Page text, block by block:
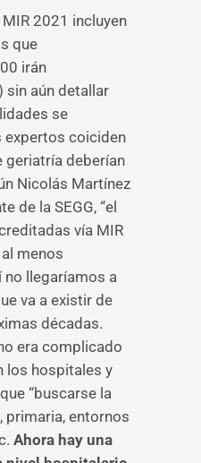
2021 incluyen
que
irán
sin aún detallar
se
expertos coiciden
geriatría deberían
Nicolás Martínez
de la SEGG, “el
vía MIR
menos
no llegaríamos a
va a existir de
décadas.
era complicado
los hospitales y
“buscarse la
primaria, entornos
Ahora hay una